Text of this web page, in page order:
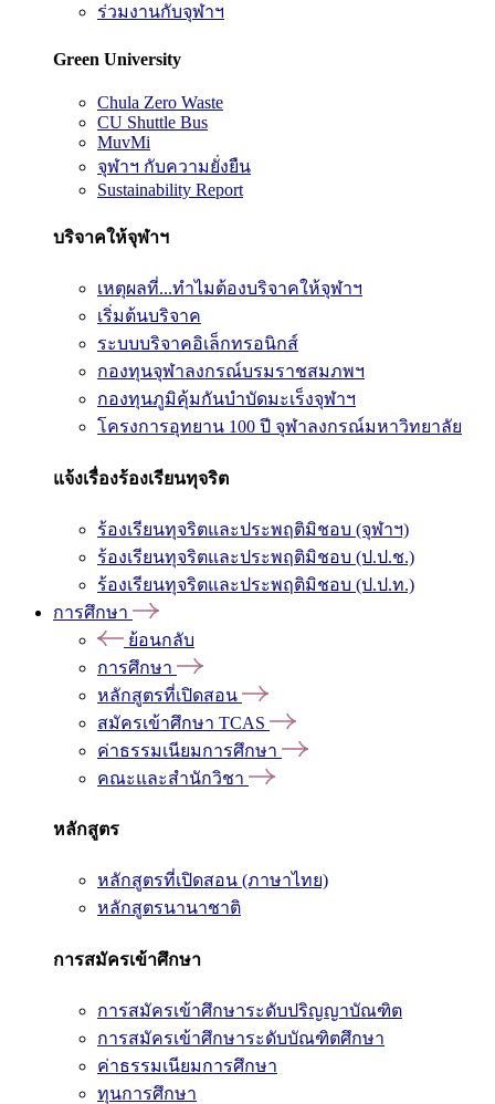
ร่วมงานกับจุฬาฯ
Green University
Chula Zero Waste
CU Shuttle Bus
MuvMi
จุฬาฯ กับความยั่งยืน
Sustainability Report
บริจาคให้จุฬาฯ
เหตุผลที่...ทำไมต้องบริจาคให้จุฬาฯ
เริ่มต้นบริจาค
ระบบบริจาคอิเล็กทรอนิกส์
กองทุนจุฬาลงกรณ์บรมราชสมภพฯ
กองทุนภูมิคุ้มกันบำบัดมะเร็งจุฬาฯ
โครงการอุทยาน 100 ปี จุฬาลงกรณ์มหาวิทยาลัย
แจ้งเรื่องร้องเรียนทุจริต
ร้องเรียนทุจริตและประพฤติมิชอบ (จุฬาฯ)
ร้องเรียนทุจริตและประพฤติมิชอบ (ป.ป.ช.)
ร้องเรียนทุจริตและประพฤติมิชอบ (ป.ป.ท.)
การศึกษา
ย้อนกลับ
การศึกษา
หลักสูตรที่เปิดสอน
สมัครเข้าศึกษา TCAS
ค่าธรรมเนียมการศึกษา
คณะและสำนักวิชา
หลักสูตร
หลักสูตรที่เปิดสอน (ภาษาไทย)
หลักสูตรนานาชาติ
การสมัครเข้าศึกษา
การสมัครเข้าศึกษาระดับปริญญาบัณฑิต
การสมัครเข้าศึกษาระดับบัณฑิตศึกษา
ค่าธรรมเนียมการศึกษา
ทุนการศึกษา